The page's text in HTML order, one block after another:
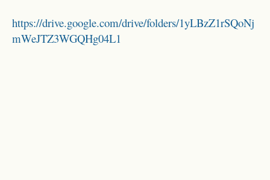
https://drive.google.com/drive/folders/1yLBzZ1rSQoNj
mWeJTZ3WGQHg04L1